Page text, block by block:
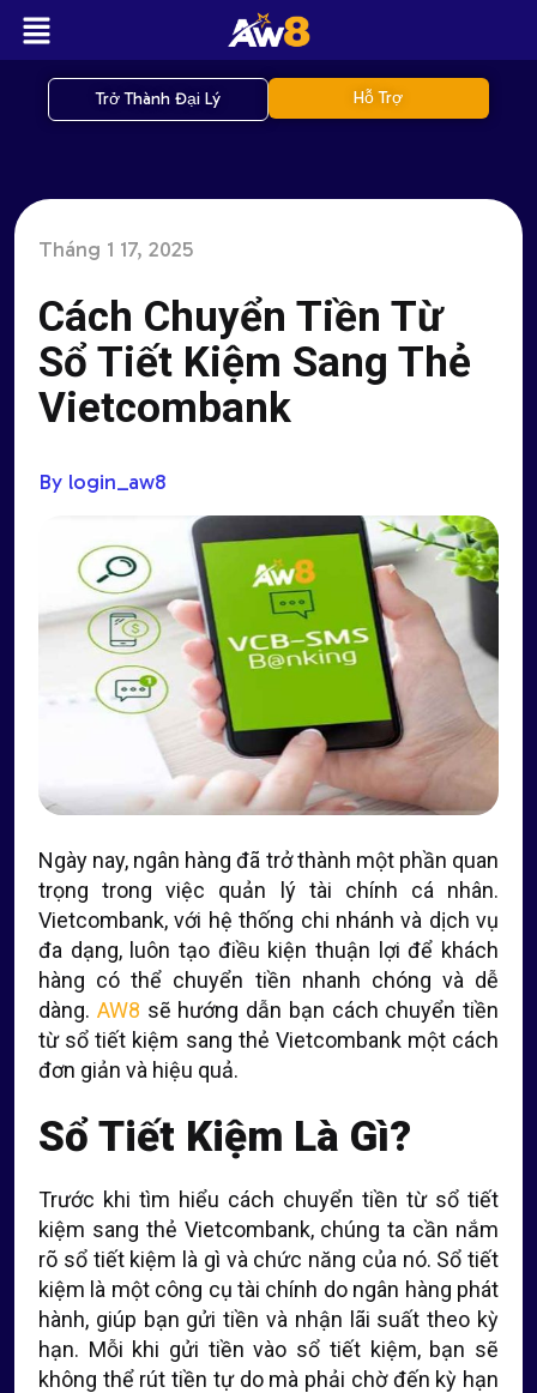
Trở Thành Đại Lý Hỗ Trợ
Tháng 1 17, 2025
Cách Chuyển Tiền Từ
Sổ Tiết Kiệm Sang Thẻ
Vietcombank
By login_aw8
Ngày nay, ngân hàng đã trở thành một phần quan
trọng trong việc quản lý tài chính cá nhân.
Vietcombank, với hệ thống chi nhánh và dịch vụ
đa dạng, luôn tạo điều kiện thuận lợi để khách
hàng có thể chuyển tiền nhanh chóng và dễ
dàng. AW8 sẽ hướng dẫn bạn cách chuyển tiền
từ sổ tiết kiệm sang thẻ Vietcombank một cách
đơn giản và hiệu quả.
Sổ Tiết Kiệm Là Gì?
Trước khi tìm hiểu cách chuyển tiền từ sổ tiết
kiệm sang thẻ Vietcombank, chúng ta cần nắm
rõ sổ tiết kiệm là gì và chức năng của nó. Sổ tiết
kiệm là một công cụ tài chính do ngân hàng phát
hành, giúp bạn gửi tiền và nhận lãi suất theo kỳ
hạn. Mỗi khi gửi tiền vào sổ tiết kiệm, bạn sẽ
không thể rút tiền tự do mà phải chờ đến kỳ hạn